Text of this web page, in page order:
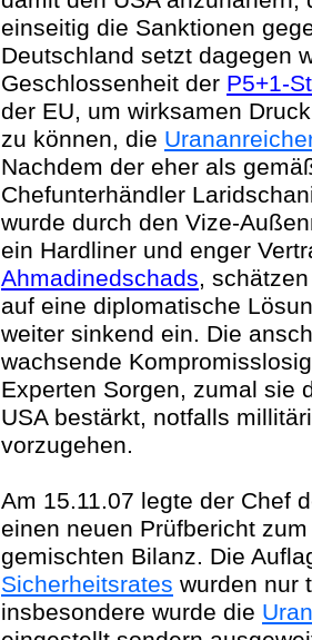
einseitig die Sanktionen
Deutschland setzt dagegen
Geschlossenheit der P5+1-
der EU, um wirksamen
zu können, die
Nachdem der eher als
Chefunterhändler
wurde durch den Vize-
ein Hardliner und enger
Ahmadinedschads,
auf eine diplomatische
weiter sinkend ein. Die
wachsende
Experten Sorgen, zumal sie
USA bestärkt, notfalls
vorzugehen.
Am 15.11.07 legte der Chef
einen neuen Prüfbericht
gemischten Bilanz. Die
Sicherheitsrates wurden nur
insbesondere wurde die